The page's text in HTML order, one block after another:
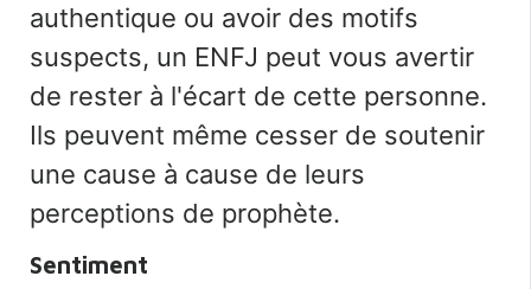
authentique ou avoir des motifs
suspects, un ENFJ peut vous avertir
de rester à l'écart de cette personne.
Ils peuvent même cesser de soutenir
une cause à cause de leurs
perceptions de prophète.
Sentiment